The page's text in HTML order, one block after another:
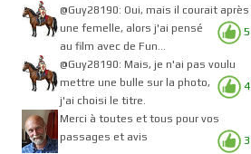
5
@Guy28190: Oui, mais il courait après
une femelle, alors j'ai pensé
au film avec de Fun...
4
@Guy28190: Mais, je n'ai pas voulu
mettre une bulle sur la photo,
j'ai choisi le titre.
3
Merci à toutes et tous pour vos
passages et avis